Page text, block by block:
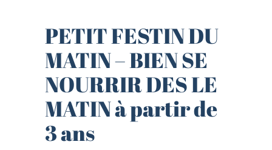
PETIT FESTIN DU
MATIN – BIEN SE
NOURRIR DES LE
MATIN à partir de
3 ans